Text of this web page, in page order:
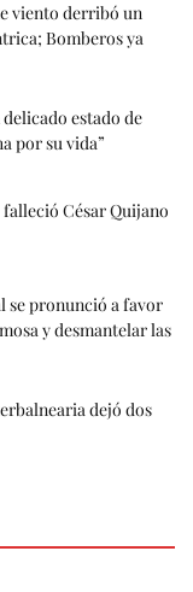
viento derribó un
Bomberos ya
estado de
por su vida”
César Quijano
se pronunció a favor
y desmantelar las
dejó dos